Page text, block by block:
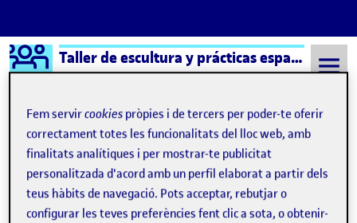
Saltar al contingut
Logo Ágora Taller de escultura y prácticas espaciales
Semestre 20212 - Aula 1 gasto
No s’ha trobat res
Fem servircookies pròpies i de tercers per poder-te oferir
correctament totes les funcionalitats del lloc web, amb
finalitats analítiques i per mostrar-te publicitat
personalitzada d'acord amb un perfil elaborat a partir dels
teus hàbits de navegació. Pots acceptar, rebutjar o
configurar les teves preferències fent clic a sota, o obtenir-